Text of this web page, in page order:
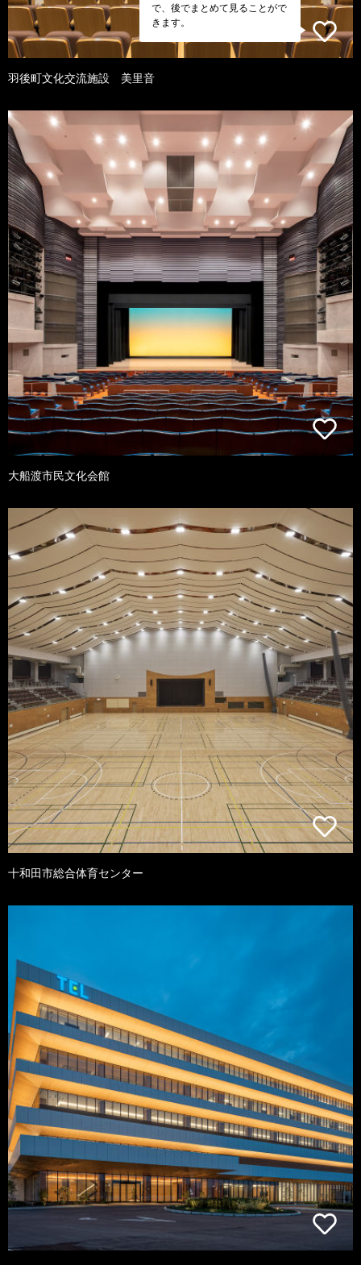
で、後でまとめて見ることがで
きます。
羽後町文化交流施設 美里音
大船渡市民文化会館
十和田市総合体育センター